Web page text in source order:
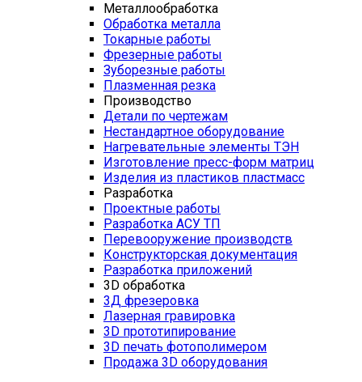
Металлообработка
Обработка металла
Токарные работы
Фрезерные работы
Зуборезные работы
Плазменная резка
Производство
Детали по чертежам
Нестандартное оборудование
Нагревательные элементы ТЭН
Изготовление пресс-форм матриц
Изделия из пластиков пластмасс
Разработка
Проектные работы
Разработка АСУ ТП
Перевооружение производств
Конструкторская документация
Разработка приложений
3D обработка
3Д фрезеровка
Лазерная гравировка
3D прототипирование
3D печать фотополимером
Продажа 3D оборудования